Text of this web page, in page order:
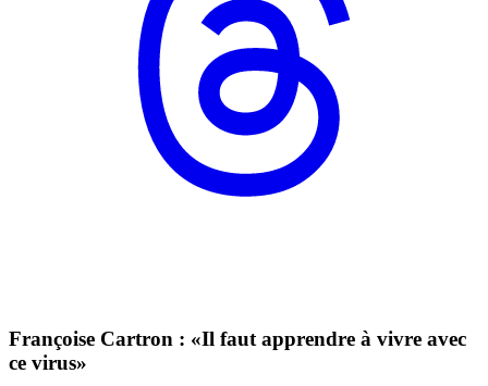
Françoise Cartron : «Il faut apprendre à vivre avec
ce virus»